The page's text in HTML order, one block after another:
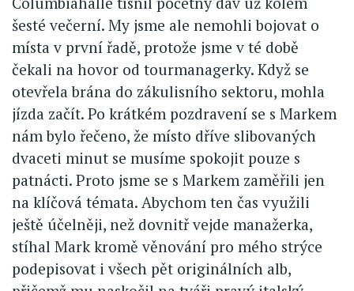
šesté večerní. My jsme ale nemohli bojovat o
místa v první řadě, protože jsme v té době
čekali na hovor od tourmanagerky. Když se
otevřela brána do zákulisního sektoru, mohla
jízda začít. Po krátkém pozdravení se s Markem
nám bylo řečeno, že místo dříve slibovaných
dvaceti minut se musíme spokojit pouze s
patnácti. Proto jsme se s Markem zaměřili jen
na klíčová témata. Abychom ten čas využili
ještě účelněji, než dovnitř vejde manažerka,
stíhal Mark kromě věnování pro mého strýce
podepisovat i všech pět originálních alb,